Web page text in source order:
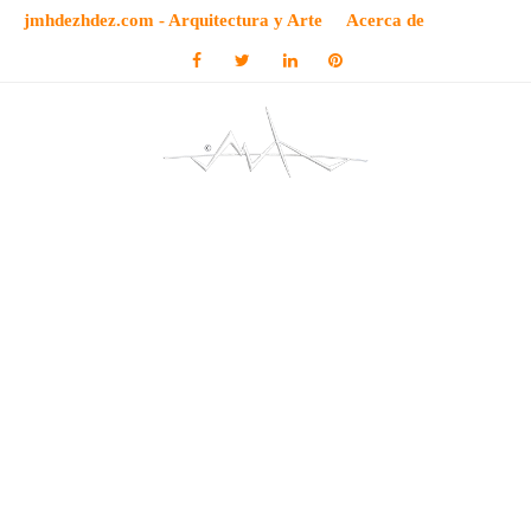
jmhdezhdez.com - Arquitectura y Arte Acerca de